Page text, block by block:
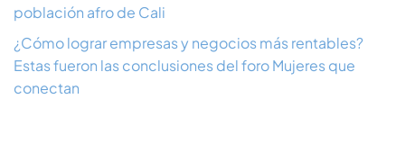
población afro de Cali
¿Cómo lograr empresas y negocios más rentables?
Estas fueron las conclusiones del foro Mujeres que
conectan